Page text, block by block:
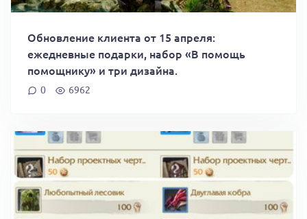
Обновление клиента от 15 апреля:
ежедневные подарки, набор «В помощь
помощнику» и три дизайна.
0 6962